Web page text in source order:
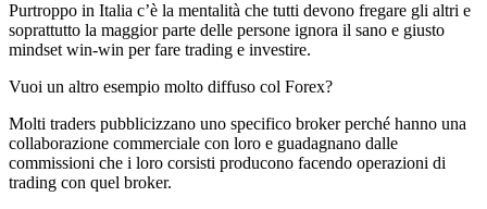
Purtroppo in Italia c’è la mentalità che tutti devono fregare gli altri e
soprattutto la maggior parte delle persone ignora il sano e giusto
mindset win-win per fare trading e investire.
Vuoi un altro esempio molto diffuso col Forex?
Molti traders pubblicizzano uno specifico broker perché hanno una
collaborazione commerciale con loro e guadagnano dalle
commissioni che i loro corsisti producono facendo operazioni di
trading con quel broker.